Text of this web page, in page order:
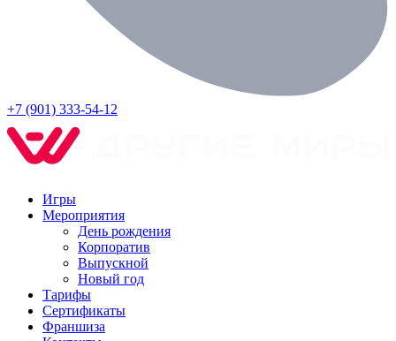
+7 (901) 333-54-12
Игры
Мероприятия
День рождения
Корпоратив
Выпускной
Новый год
Тарифы
Сертификаты
Франшиза